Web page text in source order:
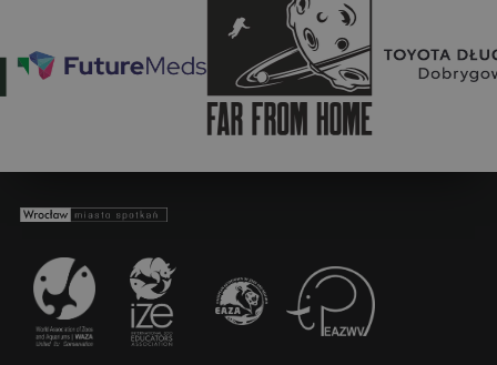
Wrocław - miasto spotkań